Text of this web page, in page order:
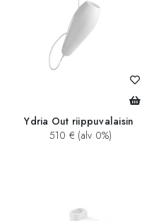
Ydria Out riippuvalaisin
510 € (alv 0%)